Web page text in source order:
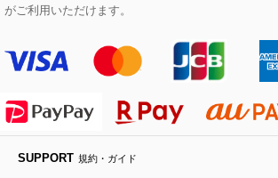
Maison de CINQ
MK MICHEL KLEIN BAG
HIROKO KOSHINO
ライダースジャケット
デニムジャケット
ダウンジャケット・コート
ハンカチ・バンダナ
手袋
チャーム・ストラップ
バックパック・リュック
ボディバッグ・メッセンジャーバッグ
トラベルバッグ
フラットシューズ
ローファー
ドレスシューズ
カサブランカ・カラー
ラナンキュラス
ポプリアレンジ＆フレグランス
がご利用いただけます。
SUPPORT 規約・ガイド